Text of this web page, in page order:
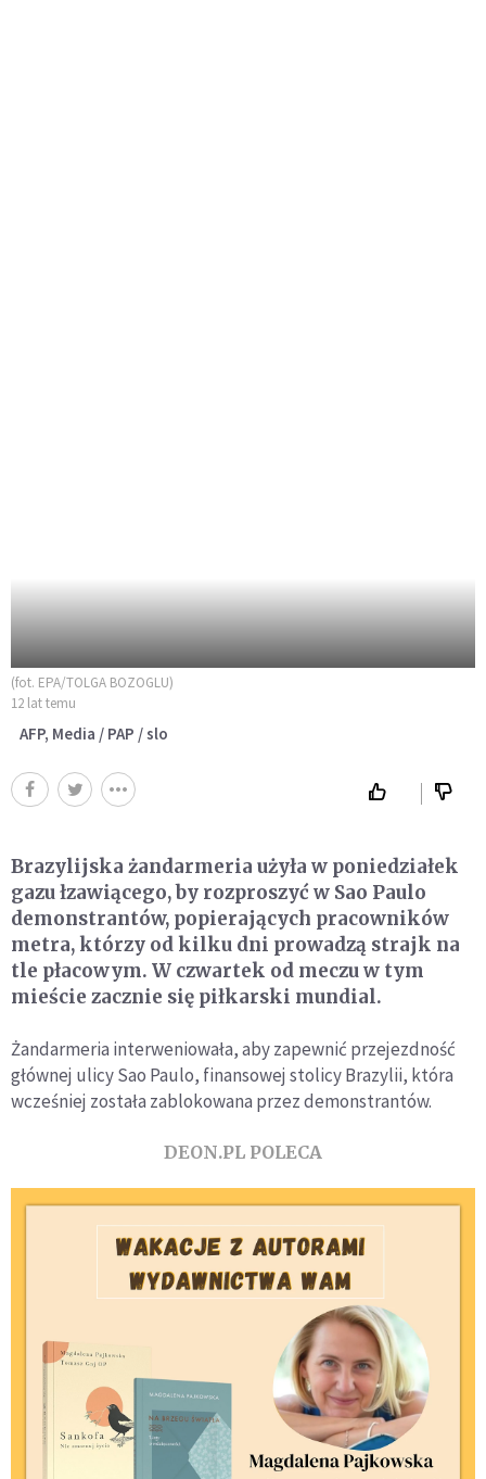
(fot. EPA/TOLGA BOZOGLU)
12 lat temu
AFP, Media / PAP / slo
Brazylijska żandarmeria użyła w poniedziałek
gazu łzawiącego, by rozproszyć w Sao Paulo
demonstrantów, popierających pracowników
metra, którzy od kilku dni prowadzą strajk na
tle płacowym. W czwartek od meczu w tym
mieście zacznie się piłkarski mundial.
Żandarmeria interweniowała, aby zapewnić przejezdność
głównej ulicy Sao Paulo, finansowej stolicy Brazylii, która
wcześniej została zablokowana przez demonstrantów.
DEON.PL POLECA